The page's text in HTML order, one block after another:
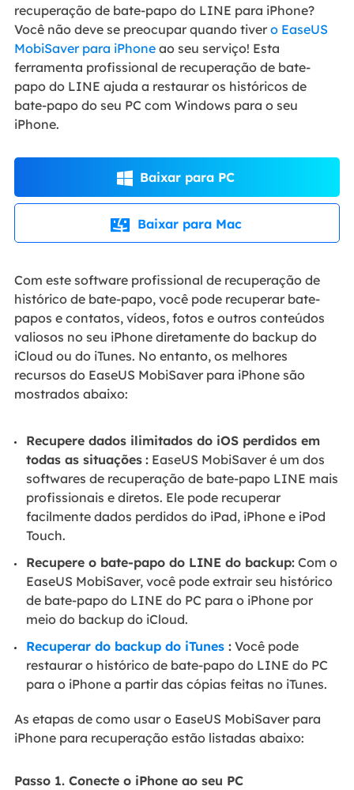
recuperação de bate-papo do LINE para iPhone?
Você não deve se preocupar quando tiver o EaseUS
MobiSaver para iPhoneao seu serviço! Esta
ferramenta profissional de recuperação de bate-
papo do LINE ajuda a restaurar os históricos de
bate-papo do seu PC com Windows para o seu
iPhone.
 Baixar para PC
 Baixar para Mac
Com este software profissional de recuperação de
histórico de bate-papo, você pode recuperar bate-
papos e contatos, vídeos, fotos e outros conteúdos
valiosos no seu iPhone diretamente do backup do
iCloud ou do iTunes. No entanto, os melhores
recursos do EaseUS MobiSaver para iPhone são
mostrados abaixo:
Recupere dados ilimitados do iOS perdidos em
todas as situações :EaseUS MobiSaver é um dos
softwares de recuperação de bate-papo LINE mais
profissionais e diretos. Ele pode recuperar
facilmente dados perdidos do iPad, iPhone e iPod
Touch.
Recupere o bate-papo do LINE do backup:Com o
EaseUS MobiSaver, você pode extrair seu histórico
de bate-papo do LINE do PC para o iPhone por
meio do backup do iCloud.
Recuperar do backup do iTunes:Você pode
restaurar o histórico de bate-papo do LINE do PC
para o iPhone a partir das cópias feitas no iTunes.
As etapas de como usar o EaseUS MobiSaver para
iPhone para recuperação estão listadas abaixo:
Passo 1. Conecte o iPhone ao seu PC